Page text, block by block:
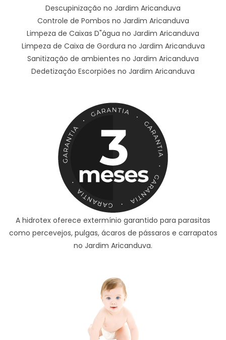
Descupinização no Jardim Aricanduva
Controle de Pombos no Jardim Aricanduva
Limpeza de Caixas D"água no Jardim Aricanduva
Limpeza de Caixa de Gordura no Jardim Aricanduva
Sanitização de ambientes no Jardim Aricanduva
Dedetização Escorpiões no Jardim Aricanduva
A hidrotex oferece extermínio garantido para parasitas
como percevejos, pulgas, ácaros de pássaros e carrapatos
no Jardim Aricanduva.